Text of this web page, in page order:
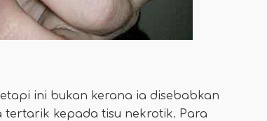
ini bukan kerana ia disebabkan
kepada tisu nekrotik. Para